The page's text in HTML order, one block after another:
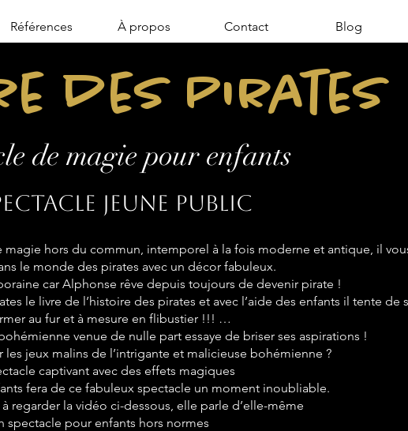
Références À propos Contact Blog
des Pirates
de magie pour enfants
jeune public
hors du commun, intemporel à la fois moderne et antique, il
le monde des pirates avec un décor fabuleux.
car Alphonse rêve depuis toujours de devenir pirate !
le livre de l’histoire des pirates et avec l’aide des enfants il tente de
au fur et à mesure en flibustier !!! …
venue de nulle part essaye de briser ses aspirations !
les jeux malins de l’intrigante et malicieuse bohémienne ?
captivant avec des effets magiques
fera de ce fabuleux spectacle un moment inoubliable.
regarder la vidéo ci-dessous, elle parle d’elle-même
spectacle pour enfants hors normes